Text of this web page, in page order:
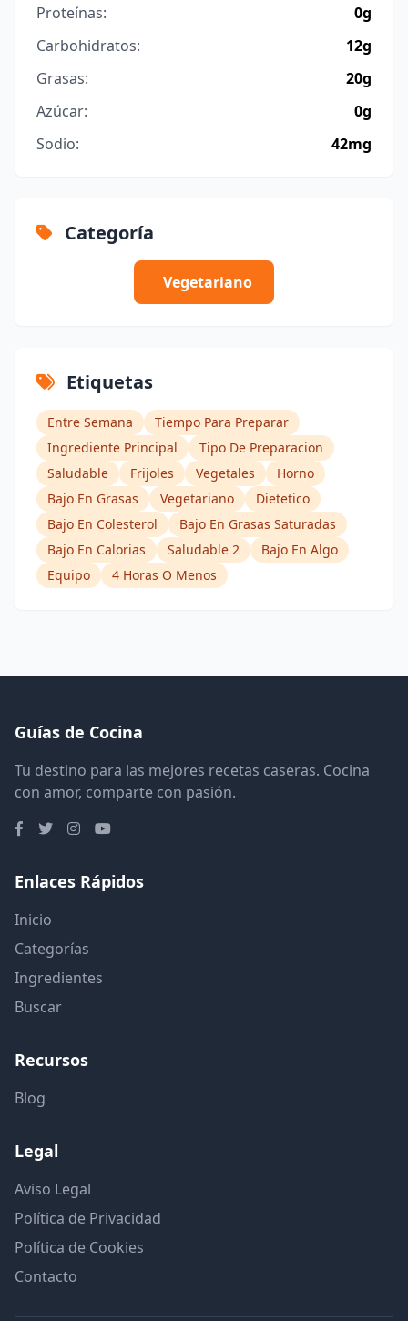
Proteínas:
0g
Carbohidratos:
12g
Grasas:
20g
Azúcar:
0g
Sodio:
42mg
Categoría
Vegetariano
Etiquetas
Entre Semana
Tiempo Para Preparar
Ingrediente Principal
Tipo De Preparacion
Saludable
Frijoles Vegetales
Horno
Bajo En Grasas
Vegetariano
Dietetico
Bajo En Colesterol
Bajo En Grasas Saturadas
Bajo En Calorias
Saludable 2
Bajo En Algo
Equipo
4 Horas O Menos
Guías de Cocina
Tu destino para las mejores recetas caseras. Cocina
con amor, comparte con pasión.
Enlaces Rápidos
Inicio
Categorías
Ingredientes
Buscar
Recursos
Blog
Legal
Aviso Legal
Política de Privacidad
Política de Cookies
Contacto